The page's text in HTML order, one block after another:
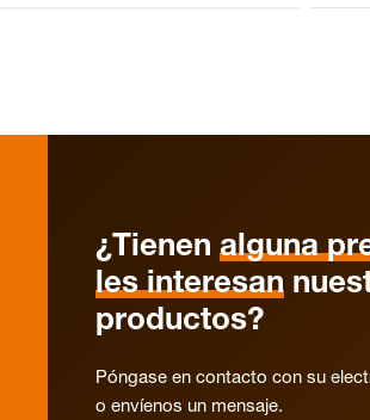
¿Tienen alguna
les interesan
productos?
Póngase en contacto con su
o envíenos un mensaje.